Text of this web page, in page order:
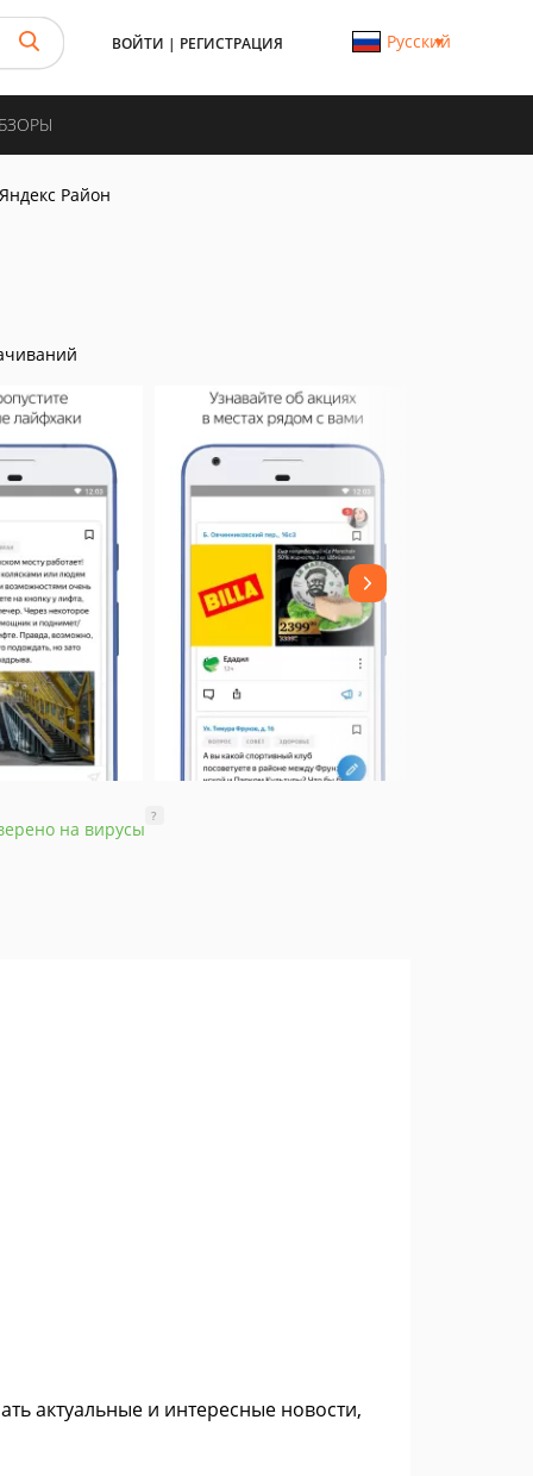
ВОЙТИ | РЕГИСТРАЦИЯ Русский
Яндекс Район
на вирусы
?
актуальные и интересные новости,